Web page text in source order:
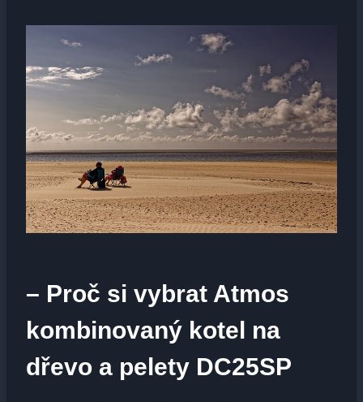
– Proč si vybrat Atmos
kombinovaný kotel na
dřevo a pelety DC25SP